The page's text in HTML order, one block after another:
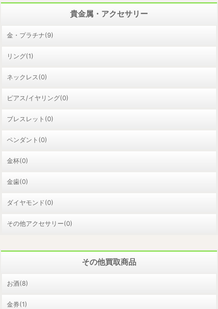
貴金属・アクセサリー
金・プラチナ(9)
リング(1)
ネックレス(0)
ピアス/イヤリング(0)
ブレスレット(0)
ペンダント(0)
金杯(0)
金歯(0)
ダイヤモンド(0)
その他アクセサリー(0)
その他買取商品
お酒(8)
金券(1)